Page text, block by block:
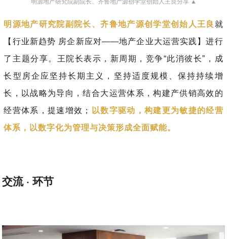
明源地产研究院副院长、齐鲁地产源创学堂创始人王良分享 ▲
明源地产研究院副院长、齐鲁地产源创学堂创始人王良 就
【行业新趋势 房企新应对——地产企业大运营实践】进行
了主题分享。王院长表示，新周期，竞争“此消彼长”，成
长型房企应坚持长期主义，坚持适度规模、保持持续增
长，以战略为导向，结合大运营体系，构建产供销高效的
经营体系，提速增效；
以数字驱动，构建更为敏捷的经营
体系，以数字化为管理与决策形成全面赋能。
交流 · 环节